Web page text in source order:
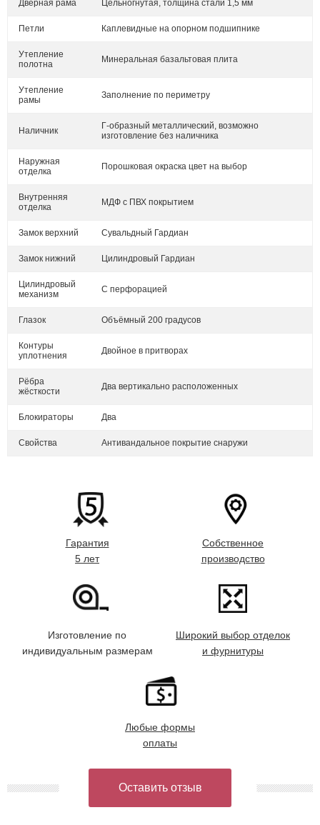
Дверная рама Цельногнутая, толщина стали 1,5 мм
Петли Каплевидные на опорном подшипнике
Утепление
полотна
Минеральная базальтовая плита
Утепление
рамы
Заполнение по периметру
Наличник
Г-образный металлический, возможно
изготовление без наличника
Наружная
отделка
Порошковая окраска цвет на выбор
Внутренняя
отделка
МДФ с ПВХ покрытием
Замок верхний Сувальдный Гардиан
Замок нижний Цилиндровый Гардиан
Цилиндровый
механизм
С перфорацией
Глазок Объёмный 200 градусов
Контуры
уплотнения
Двойное в притворах
Рёбра
жёсткости
Два вертикально расположенных
Блокираторы Два
Свойства Антивандальное покрытие снаружи
Гарантия
5 лет
Собственное
производство
Изготовление по
индивидуальным размерам
Широкий выбор отделок
и фурнитуры
Любые формы
оплаты
Оставить отзыв